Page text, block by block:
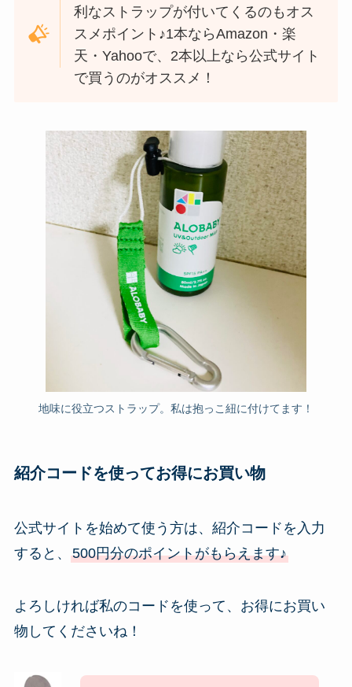
利なストラップが付いてくるのもオス
スメポイント♪1本ならAmazon・楽
天・Yahooで、2本以上なら公式サイト
で買うのがオススメ！
地味に役立つストラップ。私は抱っこ紐に付けてます！
紹介コードを使ってお得にお買い物
公式サイトを始めて使う方は、紹介コードを入力
すると、 500円分のポイントがもらえます♪
よろしければ私のコードを使って、お得にお買い
物してくださいね！